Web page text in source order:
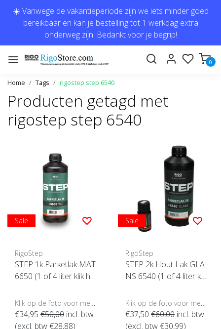
☀️ Vanwege de vakantieperiode zijn we iets minder goed
bereikbaar en kan je bestelling tot 1 werkdag extra
onderweg zijn. Bedankt voor je begrip!
0
Home Tags rigostep step 6540
Producten getagd met
rigostep step 6540
Sale
RigoStep
STEP 1k Parketlak MAT
6650 (1 of 4 liter klik hi
€34,95 €50,00 incl. btw
(excl. btw €28,88)
Sale
RigoStep
STEP 2k Hout Lak GLA
NS 6540 (1 of 4 liter kli
€37,50 €60,00 incl. btw
(excl. btw €30,99)